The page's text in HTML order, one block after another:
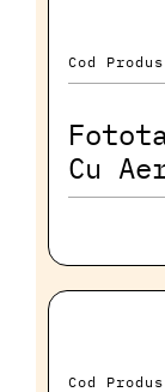
Cod
Cu
Cod